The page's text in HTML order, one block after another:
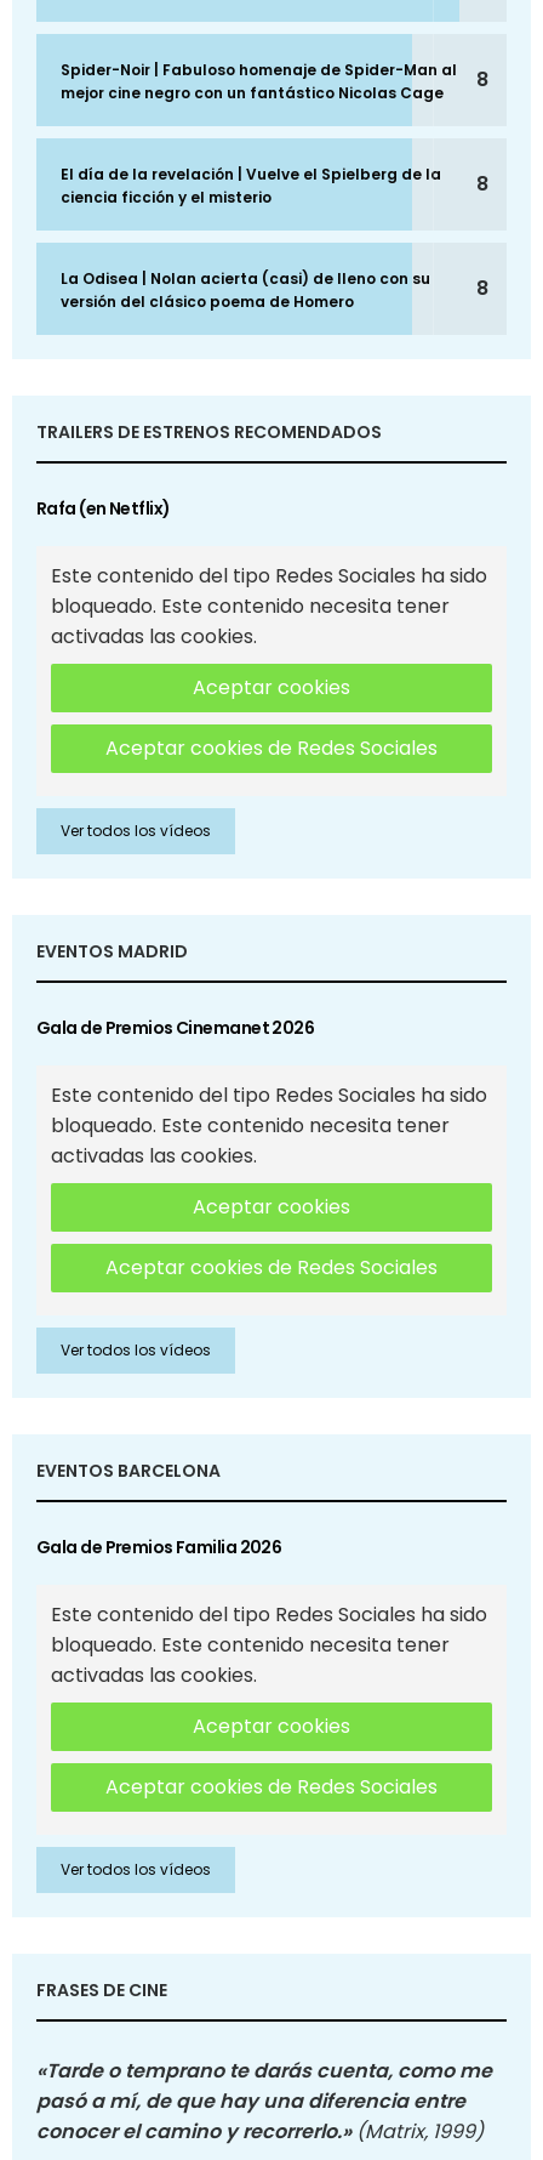
Spider-Noir | Fabuloso homenaje de Spider-Man al
mejor cine negro con un fantástico Nicolas Cage
8
El día de la revelación | Vuelve el Spielberg de la
ciencia ficción y el misterio
8
La Odisea | Nolan acierta (casi) de lleno con su
versión del clásico poema de Homero
8
TRAILERS DE ESTRENOS RECOMENDADOS
Rafa (en Netflix)
Este contenido del tipo Redes Sociales ha sido
bloqueado. Este contenido necesita tener
activadas las cookies.
Aceptar cookies
Aceptar cookies de Redes Sociales
Ver todos los vídeos
EVENTOS MADRID
Gala de Premios Cinemanet 2026
Este contenido del tipo Redes Sociales ha sido
bloqueado. Este contenido necesita tener
activadas las cookies.
Aceptar cookies
Aceptar cookies de Redes Sociales
Ver todos los vídeos
EVENTOS BARCELONA
Gala de Premios Familia 2026
Este contenido del tipo Redes Sociales ha sido
bloqueado. Este contenido necesita tener
activadas las cookies.
Aceptar cookies
Aceptar cookies de Redes Sociales
Ver todos los vídeos
FRASES DE CINE
«Tarde o temprano te darás cuenta, como me
pasó a mí, de que hay una diferencia entre
conocer el camino y recorrerlo.» (Matrix, 1999)